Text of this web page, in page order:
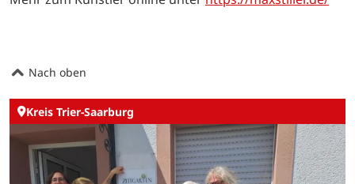
Nach oben
Kreis Trier-Saarburg